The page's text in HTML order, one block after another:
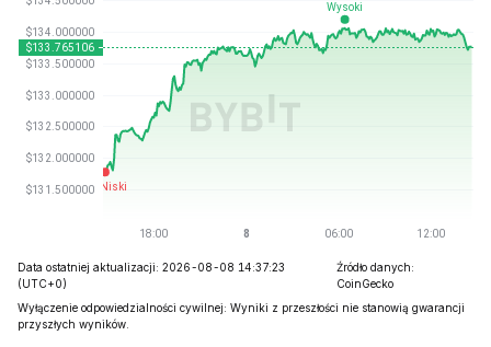
Data ostatniej aktualizacji: 2026-08-08 14:37:23
(UTC+0)
Źródło danych:
CoinGecko
Wyłączenie odpowiedzialności cywilnej: Wyniki z przeszłości nie stanowią gwarancji
przyszłych wyników.